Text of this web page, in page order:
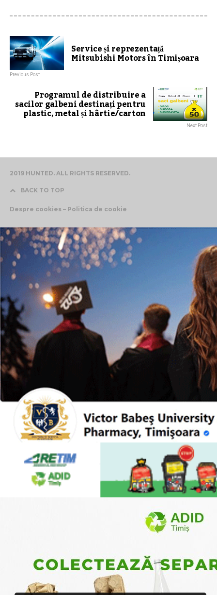
Service și reprezentață
Mitsubishi Motors în Timișoara
Previous Post
Programul de distribuire a
sacilor galbeni destinați pentru
plastic, metal și hârtie/carton
Next Post
2019 HUNTED. ALL RIGHTS RESERVED.
BACK TO TOP
Despre cookies – Politica de cookie